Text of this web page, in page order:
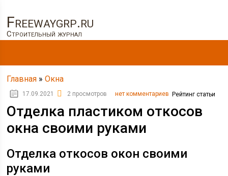
Freewaygrp.ru
Строительный журнал
Главная »Окна
17.09.2021 2 просмотров нет комментариев Рейтинг статьи
Отделка пластиком откосов
окна своими руками
Отделка откосов окон своими
руками